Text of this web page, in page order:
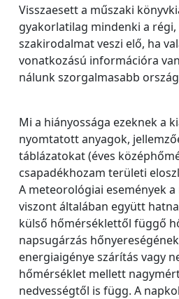
Visszaesett a műszaki
gyakorlatilag mindenki a régi,
szakirodalmat veszi elő, ha
vonatkozású információra
nálunk szorgalmasabb
Mi a hiányossága ezeknek a
nyomtatott anyagok,
táblázatokat (éves
csapadékhozam területi
A meteorológiai események
viszont általában együtt
külső hőmérséklettől függő
napsugárzás
energiaigénye szárítás vagy
hőmérséklet mellett
nedvességtől is függ. A